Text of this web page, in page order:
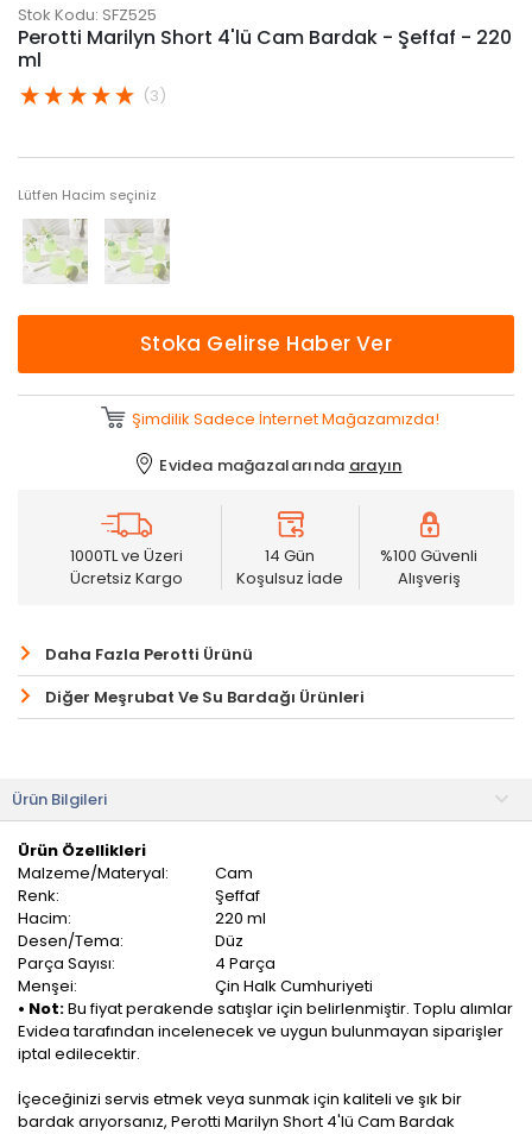
Stok Kodu: SFZ525
Perotti Marilyn Short 4'lü Cam Bardak - Şeffaf - 220
ml
(3)
Lütfen Hacim seçiniz
Stoka Gelirse Haber Ver
Şimdilik Sadece İnternet Mağazamızda!
Evidea mağazalarında arayın
1000TL ve Üzeri
Ücretsiz Kargo
14 Gün
Koşulsuz İade
%100 Güvenli
Alışveriş
Daha Fazla Perotti Ürünü
Diğer Meşrubat Ve Su Bardağı Ürünleri
Ürün Bilgileri
Ürün Özellikleri
Malzeme/Materyal:
Cam
Renk:
Şeffaf
Hacim:
220 ml
Desen/Tema:
Düz
Parça Sayısı:
4 Parça
Menşei:
Çin Halk Cumhuriyeti
• Not:Bu fiyat perakende satışlar için belirlenmiştir. Toplu alımlar
Evidea tarafından incelenecek ve uygun bulunmayan siparişler
iptal edilecektir.
İçeceğinizi servis etmek veya sunmak için kaliteli ve şık bir
bardak arıyorsanız, Perotti Marilyn Short 4'lü Cam Bardak